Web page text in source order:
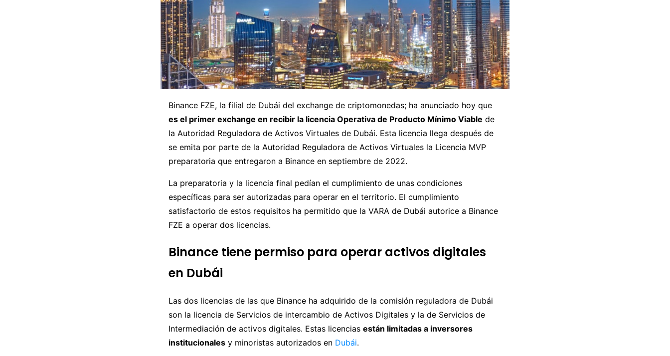
Binance FZE, la filial de Dubái del exchange de criptomonedas; ha anunciado hoy que
es el primer exchange en recibir la licencia Operativa de Producto Mínimo Viable de
la Autoridad Reguladora de Activos Virtuales de Dubái. Esta licencia llega después de
se emita por parte de la Autoridad Reguladora de Activos Virtuales la Licencia MVP
preparatoria que entregaron a Binance en septiembre de 2022.
La preparatoria y la licencia final pedían el cumplimiento de unas condiciones
específicas para ser autorizadas para operar en el territorio. El cumplimiento
satisfactorio de estos requisitos ha permitido que la VARA de Dubái autorice a Binance
FZE a operar dos licencias.
Binance tiene permiso para operar activos digitales
en Dubái
Las dos licencias de las que Binance ha adquirido de la comisión reguladora de Dubái
son la licencia de Servicios de intercambio de Activos Digitales y la de Servicios de
Intermediación de activos digitales. Estas licencias están limitadas a inversores
institucionales y minoristas autorizados en Dubái.